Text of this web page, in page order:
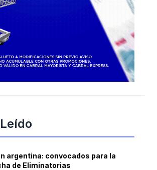
argentina: convocados para la
de Eliminatorias